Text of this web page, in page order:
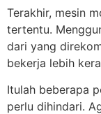
Terakhir, mesin
tertentu.
dari yang
bekerja lebih
Itulah beberapa
perlu dihindari.